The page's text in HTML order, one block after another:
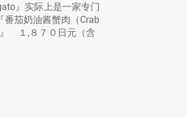
』实际上是一家专门
番茄奶油酱蟹肉（Crab
１,８７０日元（含